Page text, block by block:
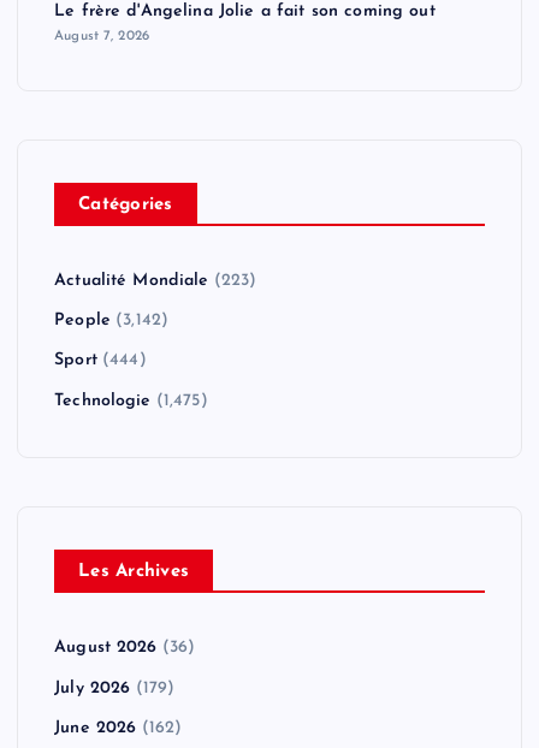
Le frère d'Angelina Jolie a fait son coming out
August 7, 2026
Catégories
Actualité Mondiale (223)
People (3,142)
Sport(444)
Technologie (1,475)
Les Archives
August 2026 (36)
July 2026 (179)
June 2026 (162)